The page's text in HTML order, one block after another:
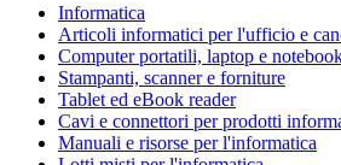
Informatica
Articoli informatici per l'ufficio e
Computer portatili, laptop e
Stampanti, scanner e forniture
Tablet ed eBook reader
Cavi e connettori per prodotti
Manuali e risorse per l'informatica